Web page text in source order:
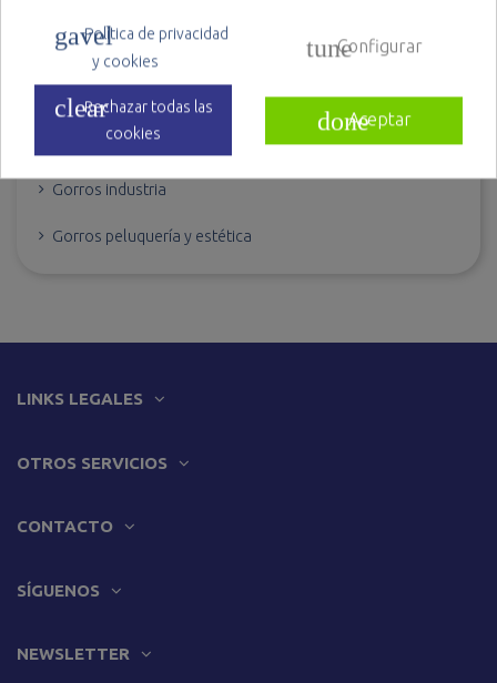
GORROS DESECHABLES
Gorros de cocinero desechables
Gorros higiene
Gorros industria
Gorros peluquería y estética
LINKS LEGALES
OTROS SERVICIOS
CONTACTO
SÍGUENOS
NEWSLETTER
gavel
Política de privacidad
y cookies
tuneConfigurar
clear
Rechazar todas las
cookies
doneAceptar